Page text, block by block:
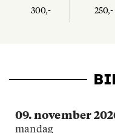
300,- 250,-
09. november
mandag